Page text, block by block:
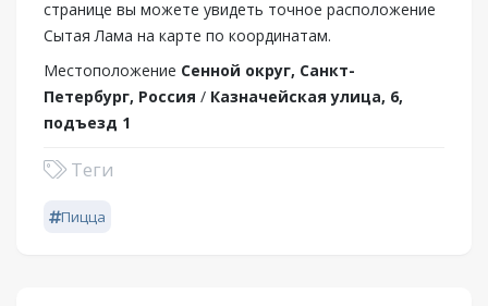
странице вы можете увидеть точное расположение
Сытая Лама на карте по координатам.
Местоположение Сенной округ, Санкт-
Петербург, Россия / Казначейская улица, 6,
подъезд 1
Теги
Пицца